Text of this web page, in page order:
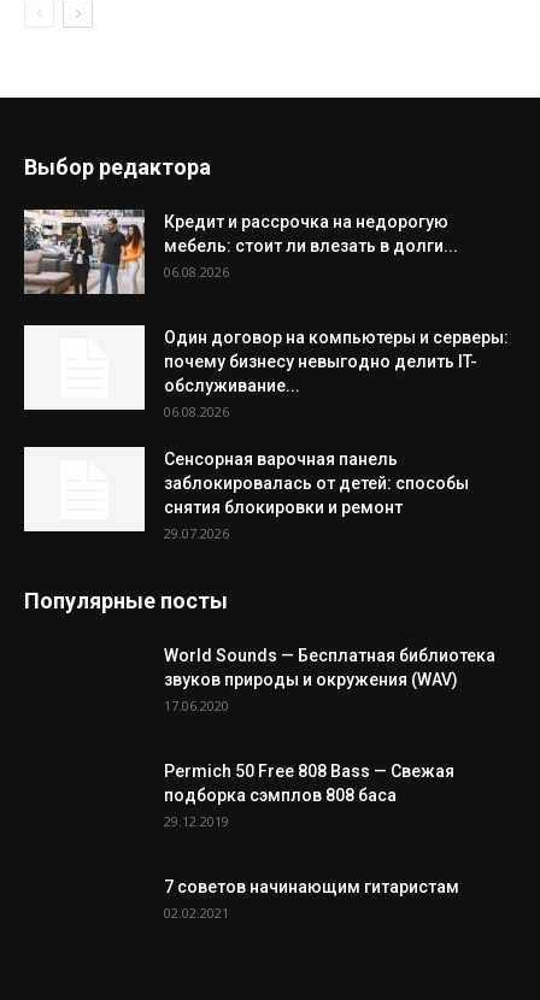
Выбор редактора
Кредит и рассрочка на недорогую
мебель: стоит ли влезать в долги...
06.08.2026
Один договор на компьютеры и серверы:
почему бизнесу невыгодно делить IT-
обслуживание...
06.08.2026
Сенсорная варочная панель
заблокировалась от детей: способы
снятия блокировки и ремонт
29.07.2026
Популярные посты
World Sounds — Бесплатная библиотека
звуков природы и окружения (WAV)
17.06.2020
Permich 50 Free 808 Bass — Свежая
подборка сэмплов 808 баса
29.12.2019
7 советов начинающим гитаристам
02.02.2021